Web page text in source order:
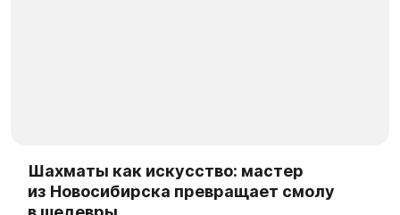
Шахматы как искусство: мастер
из Новосибирска превращает смолу